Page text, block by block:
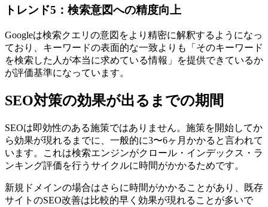
トレンド5：検索意図への精度向上
Googleは検索クエリの意図をより精密に解釈するようになっ
ており、キーワードの表面的な一致よりも「そのキーワード
を検索した人が本当に求めている情報」を提供できているか
が評価基準になっています。
SEO対策の効果が出るまでの期間
SEOは即効性のある施策ではありません。施策を開始してか
ら効果が現れるまでに、一般的に3〜6ヶ月かかると言われて
います。これは検索エンジンがクロール・インデックス・ラ
ンキング評価を行うサイクルに時間がかかるためです。
新規ドメインの場合はさらに時間がかかることがあり、既存
サイトのSEO改善は比較的早く効果が現れることが多いで